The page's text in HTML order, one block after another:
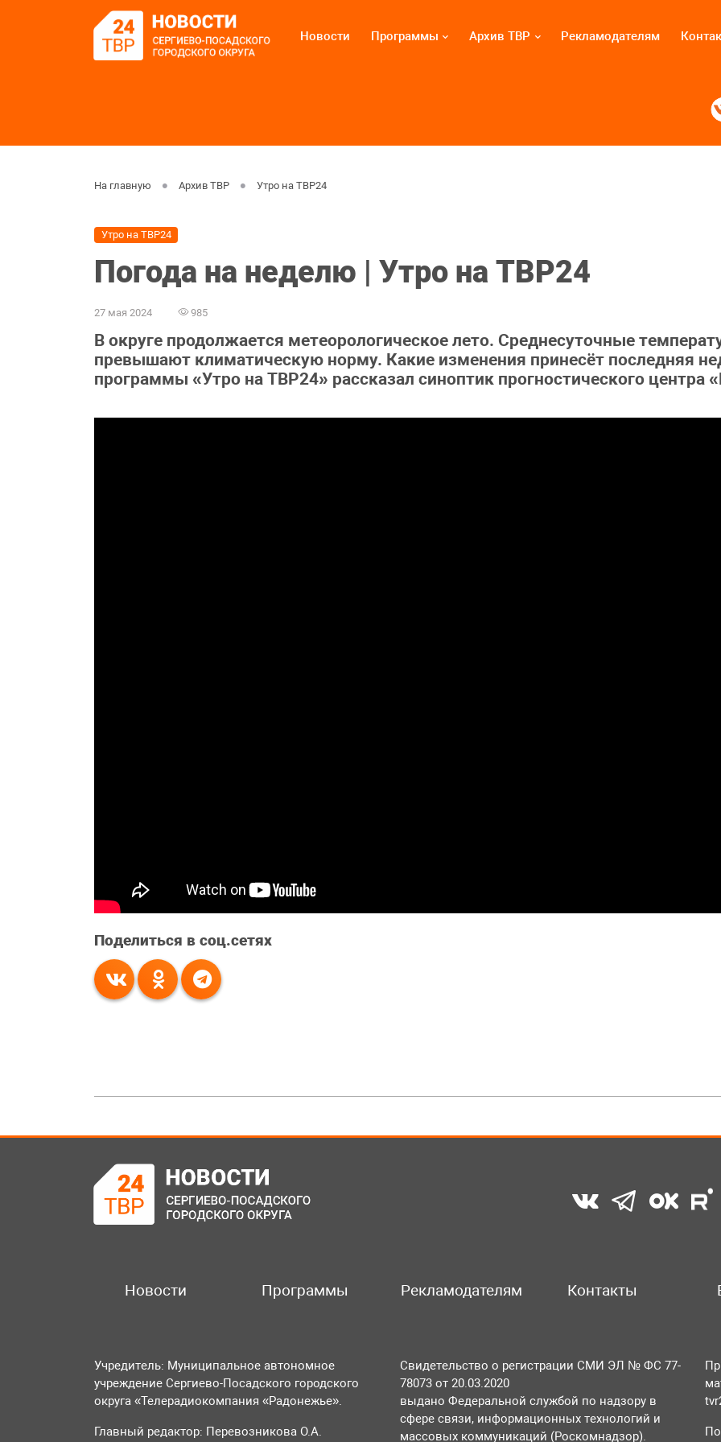
Новости Программы Архив ТВР Рекламодателям
На главную Архив ТВР Утро на ТВР24
Утро на ТВР24
Погода на неделю | Утро на ТВР24
27 мая 2024 985
В округе продолжается метеорологическое лето. Среднесуточные
превышают климатическую норму. Какие изменения принесёт последняя
программы «Утро на ТВР24» рассказал синоптик прогностического центра
Поделиться в соц.сетях
Новости Программы Рекламодателям Контакты
Учредитель: Муниципальное автономное
учреждение Сергиево-Посадского городского
округа «Телерадиокомпания «Радонежье».
Главный редактор: Перевозникова О.А.
Свидетельство о регистрации СМИ ЭЛ № ФС 77-
78073 от 20.03.2020
выдано Федеральной службой по надзору в
сфере связи, информационных технологий и
массовых коммуникаций (Роскомнадзор).